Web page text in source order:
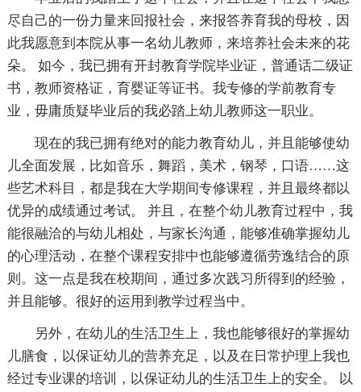
尽自己的一份力量来回报社会，来报答养育我的母校，因
此我愿意到本院从事一名幼儿教师，来培养社会未来的花
朵。 如今，我已拥有开封教育学院毕业证，普通话二级证
书，教师资格证，育婴证等证书。我专修的学前教育专
业，毋庸质疑毕业后的我必踏上幼儿教师这一职业。
现在的我已拥有绝对的能力教育幼儿，并且能够使幼
儿全面发展，比如音乐，舞蹈，美术，钢琴，口语……这
些艺术科目，都是我在大学期间专修课程，并且最终都以
优异的成绩通过考试。 并且，在整个幼儿教育过程中，我
能很融洽的与幼儿相处，与家长沟通，能够准确掌握幼儿
的心理活动，在整个课程安排中也能够遵循劳逸结合的原
则。这一点是我在校期间，通过多次践习所得到的经验，
并且能够。很好的运用到教学过程当中。
另外，在幼儿的生活卫生上，我也能够很好的掌握幼
儿膳食，以保证幼儿的营养充足，以及在日常护理上我也
经过专业课的培训，以保证幼儿的生活卫生上的安全。 以